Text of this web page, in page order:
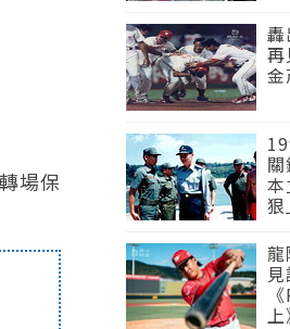
場保
本
狠
龍
上